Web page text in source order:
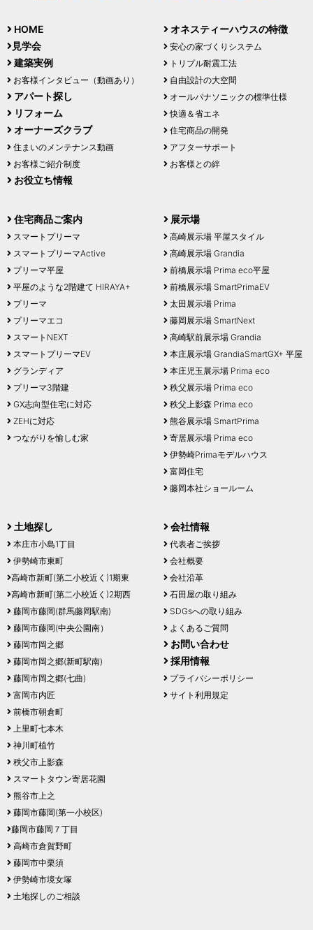
HOME
見学会
建築実例
お客様インタビュー（動画あり）
アパート探し
リフォーム
オーナーズクラブ
住まいのメンテナンス動画
お客様ご紹介制度
お役立ち情報
オネスティーハウスの特徴
安心の家づくりシステム
トリプル耐震工法
自由設計の大空間
オールパナソニックの標準仕様
快適＆省エネ
住宅商品の開発
アフターサポート
お客様との絆
住宅商品ご案内
スマートプリーマ
スマートプリーマActive
プリーマ平屋
平屋のような2階建て HIRAYA+
プリーマ
プリーマエコ
スマートNEXT
スマートプリーマEV
グランディア
プリーマ3階建
GX志向型住宅に対応
ZEHに対応
つながりを愉しむ家
展示場
高崎展示場 平屋スタイル
高崎展示場 Grandia
前橋展示場 Prima eco平屋
前橋展示場 SmartPrimaEV
太田展示場 Prima
藤岡展示場 SmartNext
高崎駅前展示場 Grandia
本庄展示場 GrandiaSmartGX+ 平屋
本庄児玉展示場 Prima eco
秩父展示場 Prima eco
秩父上影森 Prima eco
熊谷展示場 SmartPrima
寄居展示場 Prima eco
伊勢崎Primaモデルハウス
富岡住宅
藤岡本社ショールーム
土地探し
本庄市小島1丁目
伊勢崎市東町
高崎市新町(第二小校近く)1期東
高崎市新町(第二小校近く)2期西
藤岡市藤岡(群馬藤岡駅南)
藤岡市藤岡(中央公園南）
藤岡市岡之郷
藤岡市岡之郷(新町駅南)
藤岡市岡之郷(七曲)
富岡市内匠
前橋市朝倉町
上里町七本木
神川町植竹
秩父市上影森
スマートタウン寄居花園
熊谷市上之
藤岡市藤岡(第一小校区)
藤岡市藤岡７丁目
高崎市倉賀野町
藤岡市中栗須
伊勢崎市境女塚
土地探しのご相談
会社情報
代表者ご挨拶
会社概要
会社沿革
石田屋の取り組み
SDGsへの取り組み
よくあるご質問
お問い合わせ
採用情報
プライバシーポリシー
サイト利用規定